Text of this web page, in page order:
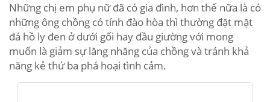
Những chị em phụ nữ đã có gia đình, hơn thế nữa là có
những ông chồng có tính đào hòa thì thường đặt mặt
đá hồ ly đen ở dưới gối hay đầu giường với mong
muốn là giảm sự lăng nhăng của chồng và tránh khả
năng kẻ thứ ba phá hoại tình cảm.